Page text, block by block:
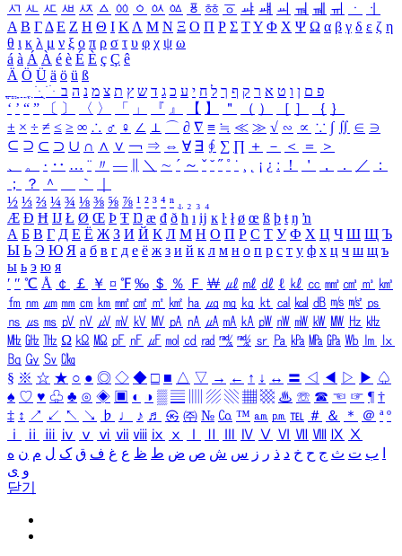
ㅺ ㅻ ㅼ ㅽ ㅾ ㅿ ㆀ ㆁ ㆂ ㆃ ㆄ ㆅ ㆆ ㆇ ㆈ ㆉ ㆊ ㆋ ㆌ ㆍ
ㆎ
Α Β ΓΔ Ε Ζ Η Θ Ι ΚΛ Μ Ν Ξ Ο Π Ρ Σ ΤΥ Φ Χ Ψ Ω α β γ δ ε ζ η
θ ι κ λ μ ν ξ ο π ρ σ τ υ φ χ ψ ω
á à Á À é è É È ç Ç ê
Ä Ö Ü ä ö ü ß
ִֶֹ ֻּ ׁׂ פ ם ן ו ט א ר ק ף ך ל ח י ע כ ג ד ש ץ ת צ מ נ ה ב
‘ ’ “ ” 〔 〕 〈 〉 「 」 『 』 【 】 ＂ （ ） ［ ］ ｛ ｝
± × ÷ ≠ ≤ ≥ ∞ ∴ ♂ ♀ ∠ ⊥ ⌒ ∂ ∇ ≡ ≒ ≪ ≫ √ ∽ ∝ ∵ ∫ ∬ ∈ ∋
⊆ ⊇ ⊂ ⊃ ∪ ∩ ∧ ∨ ￢ ⇒ ⇔ ∀ ∃ ∮ ∑ ∏ ＋ － ＜ ＝
＞
、
。 · ‥ … ¨ 〃 ― ＼ ∼ ´ ～ ˇ ˘ ˝ ˚ ˙ ¸ ¡ ¿ ː ！ ＇ ， ． ／
：
；
？ ＾ ｀
½ ⅓ ⅔ ¼ ¾ ⅛ ⅜ ⅝ ⅞ ¹ ² ³ ⁴ ⁿ ₁ ₂ ₃ ₄
Æ Ð Ħ Ĳ Ł Ø Œ Þ Ŧ Ŋ æ đ ð ħ ı ĳ ĸ ŀ ł ø œ ß þ ŧ ŋ ŉ
А Б В Г Д Е Ё Ж З И Й К Л М Н О П Р С Т У Ф Х Ц Ч Ш Щ Ъ
Ы Ь Э Ю Я а б в г д е ё ж з и й к л м н о п р с т у ф х ц ч ш щ ъ
ы ь э ю я
′ ″ ℃ Å ￠ ￡ ￥ ¤ ℉ ‰ ＄ ％ Ｆ ￦ ㎕ ㎖ ㎗ ℓ ㎘ ㏄ ㎣ ㎤ ㎥ ㎦
㎙ ㎚ ㎛ ㎜ ㎝ ㎞ ㎟ ㎠ ㎡ ㎢ ㏊ ㎍ ㎎ ㎏ ㏏ ㎈ ㎉ ㏈ ㎧ ㎨ ㎰
㎱ ㎲ ㎳ ㎴ ㎵ ㎶ ㎷ ㎸ ㎹ ㎀ ㎁ ㎂ ㎃ ㎄ ㎺ ㎻ ㎽ ㎾ ㎿ ㎐ ㎑
㎒ ㎓ ㎔ Ω ㏀ ㏁ ㎊ ㎋ ㎌ ㏖ ㏅ ㎭ ㎮ ㎯ ㏛ ㎩ ㎪ ㎫ ㎬ ㏝ ㏐
㏓
㏃ ㏉ ㏜ ㏆
§ ※ ☆ ★ ○ ● ◎ ◇ ◆ □ ■ △ ▽ → ← ↑ ↓ ↔ 〓 ◁ ◀ ▷ ▶ ♤
♠ ♡ ♥ ♧ ♣ ⊙ ◈ ▣ ◐ ◑ ▒ ▤ ▨ ▧ ▦ ▩ ♨ ☏ ☎ ☜ ☞ ¶ †
‡ ↕ ↗ ↙ ↖ ↘ ♭ ♩ ♪ ♬ ㉿ ㈜ № ㏇ ™ ㏂ ㏘ ℡ ＃ ＆ ＊ ＠ ª º
ⅰ
ⅱ ⅲ ⅳ ⅴ ⅵ ⅶ ⅷ ⅸ ⅹ Ⅳ Ⅴ Ⅵ Ⅶ Ⅷ Ⅸ Ⅹ
ب ت ث ج ح خ د ذ ر ز س ش ص ض ط ظ ع غ ف ق ک ل م ن ه
و ی
닫기